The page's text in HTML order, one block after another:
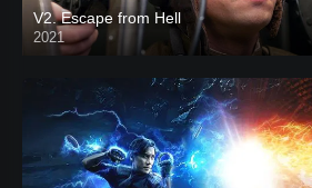
V2. Escape from Hell
2021